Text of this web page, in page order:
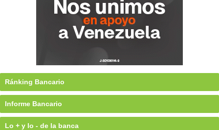
Ránking Bancario
Informe Bancario
Lo + y lo - de la banca